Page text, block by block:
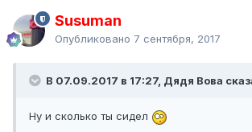
Susuman
Опубликовано 7 сентября, 2017
В 07.09.2017 в 17:27, Дядя Вова
Ну и сколько ты сидел